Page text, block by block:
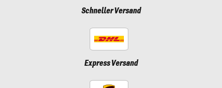
Schneller Versand
Express Versand